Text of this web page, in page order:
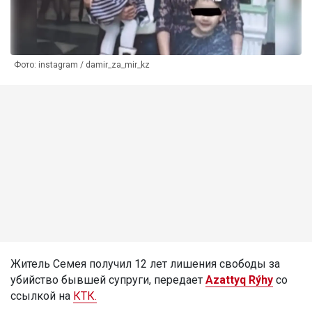
Фото: instagram / damir_za_mir_kz
Житель Семея получил 12 лет лишения свободы за
убийство бывшей супруги, передает Azattyq Rýhy со
ссылкой на КТК.